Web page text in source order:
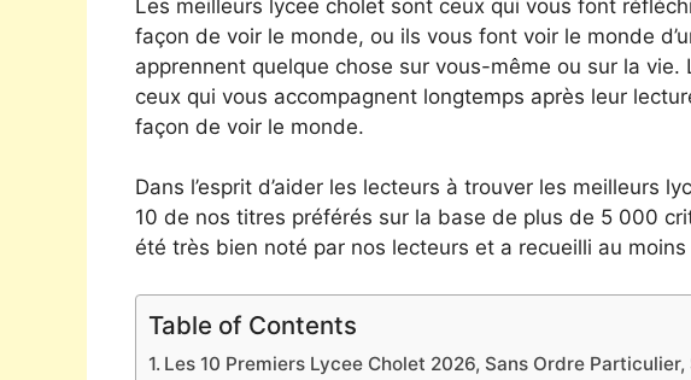
Les meilleurs lycee cholet sont ceux qui vous font
façon de voir le monde, ou ils vous font voir le monde
apprennent quelque chose sur vous-même ou sur la
ceux qui vous accompagnent longtemps après leur
façon de voir le monde.
Dans l’esprit d’aider les lecteurs à trouver les meilleurs
10 de nos titres préférés sur la base de plus de 5 000
été très bien noté par nos lecteurs et a recueilli au
Table of Contents
Les 10 Premiers Lycee Cholet 2026, Sans Ordre Particulier,